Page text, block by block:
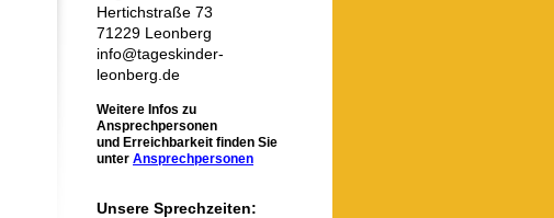
Hertichstraße 73
71229 Leonberg
info@tageskinder-
leonberg.de
Weitere Infos zu
Ansprechpersonen
und Erreichbarkeit finden Sie
unter Ansprechpersonen
Unsere Sprechzeiten: